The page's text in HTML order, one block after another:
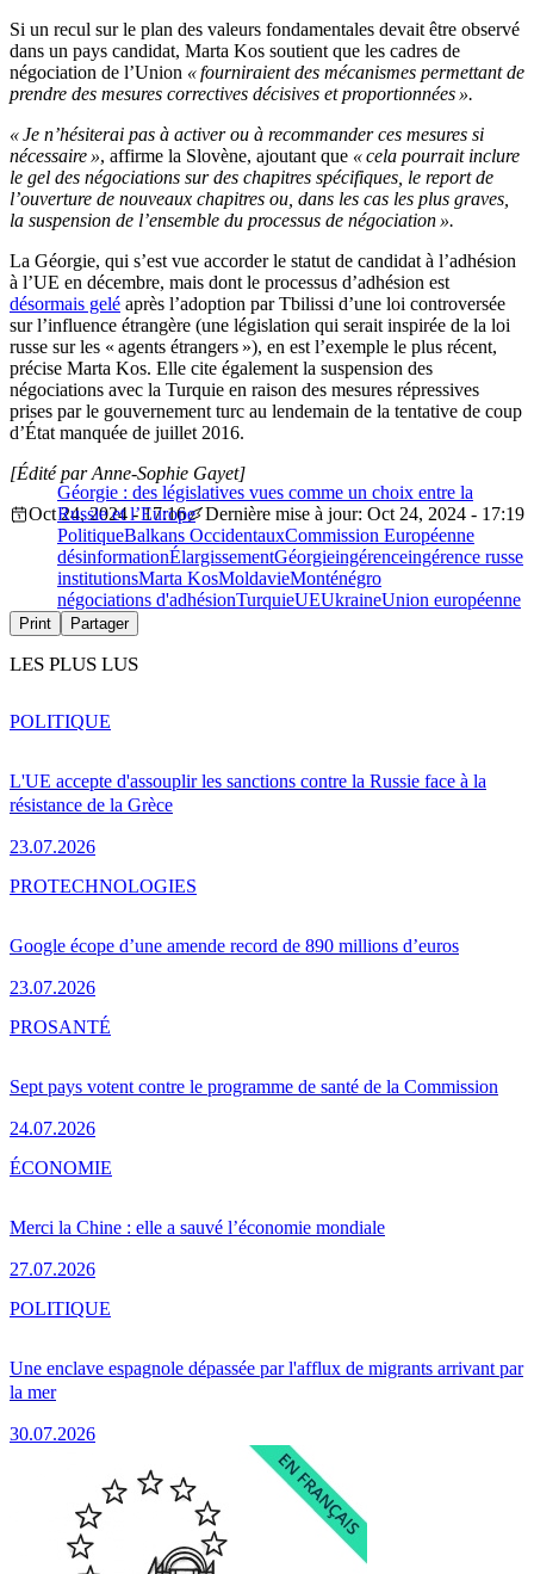
Si un recul sur le plan des valeurs fondamentales devait être observé
dans un pays candidat, Marta Kos soutient que les cadres de
négociation de l’Union « fourniraient des mécanismes permettant de
prendre des mesures correctives décisives et proportionnées ».
« Je n’hésiterai pas à activer ou à recommander ces mesures si
nécessaire », affirme la Slovène, ajoutant que « cela pourrait inclure
le gel des négociations sur des chapitres spécifiques, le report de
l’ouverture de nouveaux chapitres ou, dans les cas les plus graves,
la suspension de l’ensemble du processus de négociation ».
La Géorgie, qui s’est vue accorder le statut de candidat à l’adhésion
à l’UE en décembre, mais dont le processus d’adhésion est
désormais gelé après l’adoption par Tbilissi d’une loi controversée
sur l’influence étrangère (une législation qui serait inspirée de la loi
russe sur les « agents étrangers »), en est l’exemple le plus récent,
précise Marta Kos. Elle cite également la suspension des
négociations avec la Turquie en raison des mesures répressives
prises par le gouvernement turc au lendemain de la tentative de coup
d’État manquée de juillet 2016.
Géorgie : des législatives vues comme un choix entre la
Russie et l’Europe
[Édité par Anne-Sophie Gayet]
Oct 24, 2024 - 17:16
Dernière mise à jour: Oct 24, 2024 - 17:19
PolitiqueBalkans OccidentauxCommission Européenne
désinformationÉlargissementGéorgieingérenceingérence russe
institutionsMarta KosMoldavieMonténégro
négociations d'adhésionTurquieUEUkraineUnion européenne
Print Partager
LES PLUS LUS
L'UE accepte d'assouplir les sanctions contre la Russie face à la
résistance de la Grèce
23.07.2026
POLITIQUE
Google écope d’une amende record de 890 millions d’euros
23.07.2026
PROTECHNOLOGIES
Sept pays votent contre le programme de santé de la Commission
24.07.2026
PROSANTÉ
Merci la Chine : elle a sauvé l’économie mondiale
27.07.2026
ÉCONOMIE
Une enclave espagnole dépassée par l'afflux de migrants arrivant par
la mer
30.07.2026
POLITIQUE